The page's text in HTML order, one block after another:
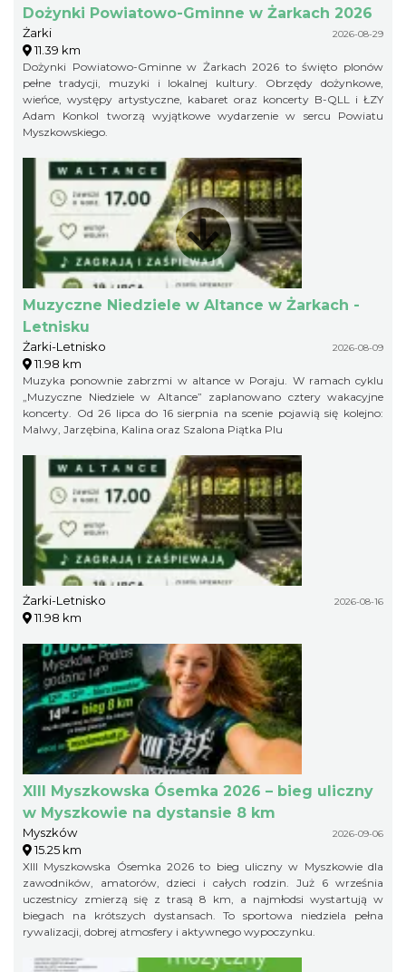
Dożynki Powiatowo-Gminne w Żarkach 2026
Żarki 2026-08-29
11.39 km
Dożynki Powiatowo-Gminne w Żarkach 2026 to święto plonów
pełne tradycji, muzyki i lokalnej kultury. Obrzędy dożynkowe,
wieńce, występy artystyczne, kabaret oraz koncerty B-QLL i ŁZY
Adam Konkol tworzą wyjątkowe wydarzenie w sercu Powiatu
Myszkowskiego.
Muzyczne Niedziele w Altance w Żarkach -
Letnisku
Żarki-Letnisko 2026-08-09
11.98 km
Muzyka ponownie zabrzmi w altance w Poraju. W ramach cyklu
„Muzyczne Niedziele w Altance” zaplanowano cztery wakacyjne
koncerty. Od 26 lipca do 16 sierpnia na scenie pojawią się kolejno:
Malwy, Jarzębina, Kalina oraz Szalona Piątka Plu
Żarki-Letnisko 2026-08-16
11.98 km
XIII Myszkowska Ósemka 2026 – bieg uliczny
w Myszkowie na dystansie 8 km
Myszków 2026-09-06
15.25 km
XIII Myszkowska Ósemka 2026 to bieg uliczny w Myszkowie dla
zawodników, amatorów, dzieci i całych rodzin. Już 6 września
uczestnicy zmierzą się z trasą 8 km, a najmłodsi wystartują w
biegach na krótszych dystansach. To sportowa niedziela pełna
rywalizacji, dobrej atmosfery i aktywnego wypoczynku.